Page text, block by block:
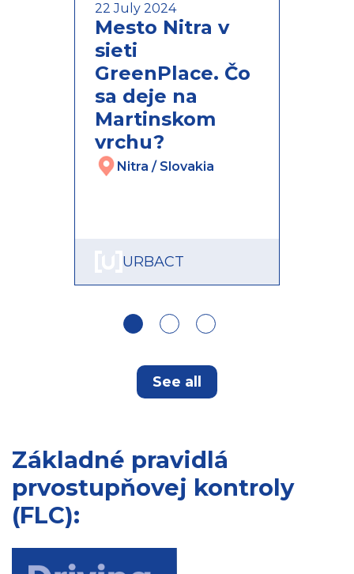
22 July 2024
Mesto Nitra v
sieti
GreenPlace. Čo
sa deje na
Martinskom
vrchu?
Nitra / Slovakia
URBACT
See all
Základné pravidlá
prvostupňovej kontroly
(FLC):